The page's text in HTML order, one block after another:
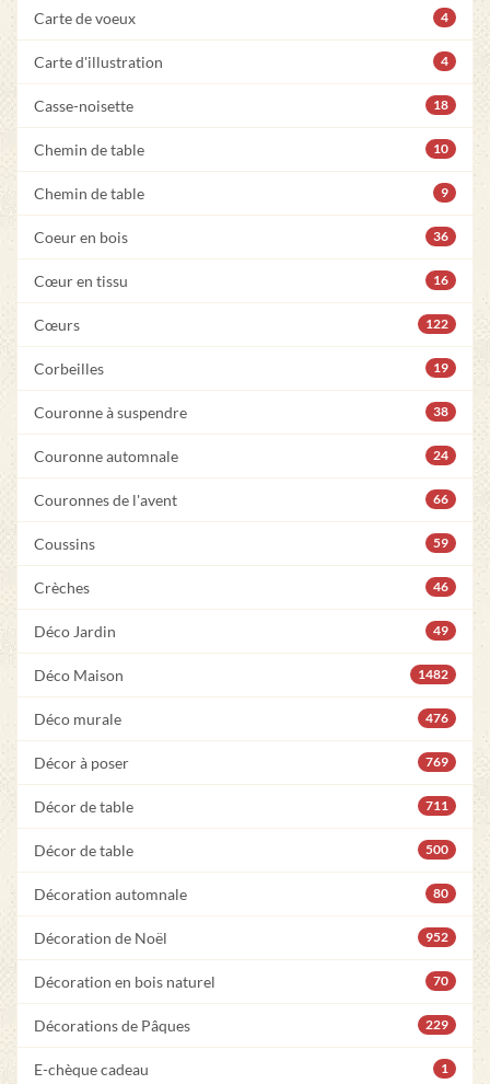
Carte de voeux 4
Carte d'illustration 4
Casse-noisette 18
Chemin de table 10
Chemin de table 9
Coeur en bois 36
Cœur en tissu 16
Cœurs 122
Corbeilles 19
Couronne à suspendre 38
Couronne automnale 24
Couronnes de l'avent 66
Coussins 59
Crèches 46
Déco Jardin 49
Déco Maison 1482
Déco murale 476
Décor à poser 769
Décor de table 711
Décor de table 500
Décoration automnale 80
Décoration de Noël 952
Décoration en bois naturel 70
Décorations de Pâques 229
E-chèque cadeau 1